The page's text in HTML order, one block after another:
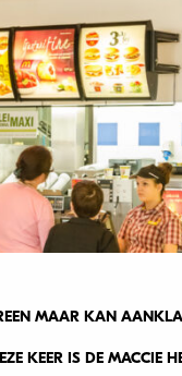
MAAR KAN
KEER IS DE MACCIE